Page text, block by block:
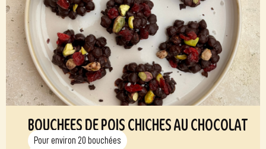
BOUCHEES DE POIS CHICHES AU CHOCOLAT
Pour environ 20 bouchées